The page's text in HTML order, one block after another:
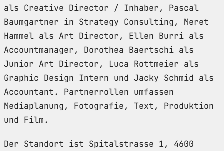
als Creative Director / Inhaber, Pascal
Baumgartner in Strategy Consulting, Meret
Hammel als Art Director, Ellen Burri als
Accountmanager, Dorothea Baertschi als
Junior Art Director, Luca Rottmeier als
Graphic Design Intern und Jacky Schmid als
Accountant. Partnerrollen umfassen
Mediaplanung, Fotografie, Text, Produktion
und Film.
Der Standort ist Spitalstrasse 1, 4600